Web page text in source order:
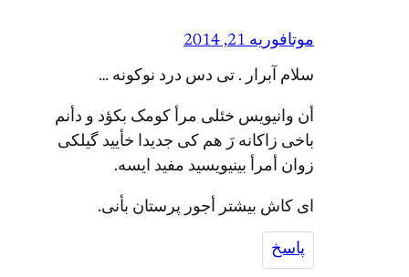
موتافوریه 21, 2014
سلام آبرار . تی دس درد نوکونه …
أن وانیویس خئلی مرأ کومک بکؤد و دأنم
باخی زاکانه رَ هم کی جدیدا خأیید گیلکی
زوان أمرأ بینیویسید مفید ایسه.
ای کاش بیشتر أجور پرستان بأنی.
پاسخ